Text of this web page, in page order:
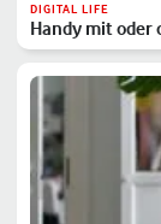
DIGITAL LIFE
Handy mit oder